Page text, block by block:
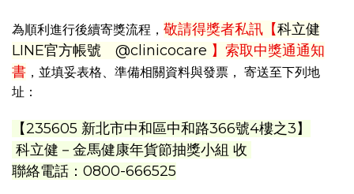
為順利進行後續寄獎流程， 敬請得獎者私訊【科立健
LINE官方帳號 @clinicocare 】索取中獎通通知
書 ，並填妥表格、準備相關資料與發票， 寄送至下列地
址：
【235605 新北市中和區中和路366號4樓之3】
科立健－金馬健康年貨節抽獎小組 收
聯絡電話：0800-666525